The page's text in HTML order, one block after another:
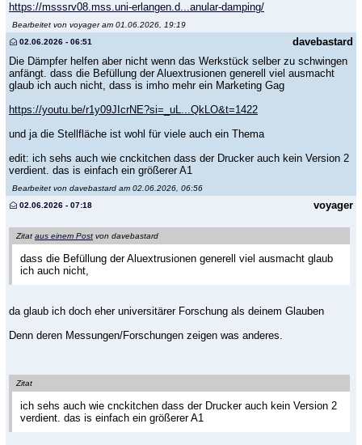
https://msssrv08.mss.uni-erlangen.d...anular-damping/
Bearbeitet von voyager am 01.06.2026, 19:19
davebastard
02.06.2026 - 06:51
Die Dämpfer helfen aber nicht wenn das Werkstück selber zu schwingen
anfängt. dass die Befüllung der Aluextrusionen generell viel ausmacht
glaub ich auch nicht, dass is imho mehr ein Marketing Gag
https://youtu.be/r1y09JIcrNE?si=_uL...QkLO&t=1422
und ja die Stellfläche ist wohl für viele auch ein Thema
edit: ich sehs auch wie cnckitchen dass der Drucker auch kein Version 2
verdient. das is einfach ein größerer A1
Bearbeitet von davebastard am 02.06.2026, 06:56
voyager
02.06.2026 - 07:18
Zitat aus einem Post von davebastard
dass die Befüllung der Aluextrusionen generell viel ausmacht glaub
ich auch nicht,
da glaub ich doch eher universitärer Forschung als deinem Glauben
Denn deren Messungen/Forschungen zeigen was anderes.
Zitat
ich sehs auch wie cnckitchen dass der Drucker auch kein Version 2
verdient. das is einfach ein größerer A1